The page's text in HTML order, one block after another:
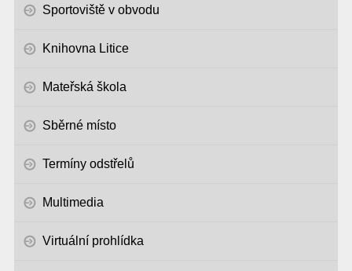
Sportoviště v obvodu
Knihovna Litice
Mateřská škola
Sběrné místo
Termíny odstřelů
Multimedia
Virtuální prohlídka